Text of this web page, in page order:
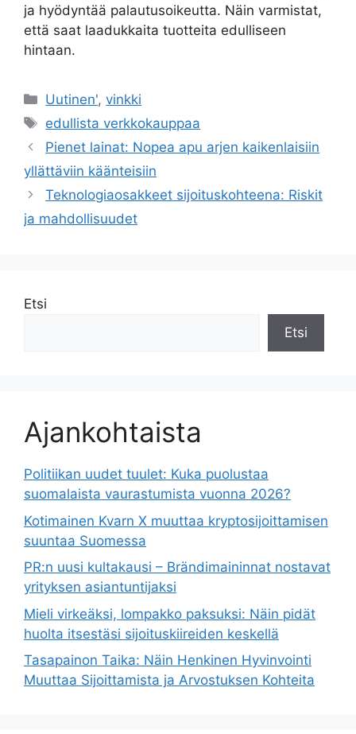
ja hyödyntää palautusoikeutta. Näin varmistat,
että saat laadukkaita tuotteita edulliseen
hintaan.
Uutinen',vinkki
edullista verkkokauppaa
Pienet lainat: Nopea apu arjen kaikenlaisiin
yllättäviin käänteisiin
Teknologiaosakkeet sijoituskohteena: Riskit
ja mahdollisuudet
Etsi
Etsi
Ajankohtaista
Politiikan uudet tuulet: Kuka puolustaa
suomalaista vaurastumista vuonna 2026?
Kotimainen Kvarn X muuttaa kryptosijoittamisen
suuntaa Suomessa
PR:n uusi kultakausi – Brändimaininnat nostavat
yrityksen asiantuntijaksi
Mieli virkeäksi, lompakko paksuksi: Näin pidät
huolta itsestäsi sijoituskiireiden keskellä
Tasapainon Taika: Näin Henkinen Hyvinvointi
Muuttaa Sijoittamista ja Arvostuksen Kohteita